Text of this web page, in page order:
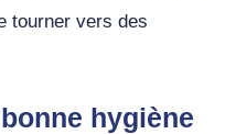
tourner vers des
hygiène